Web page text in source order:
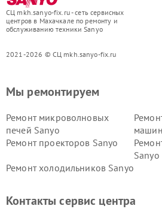
СЦ mkh.sanyo-fix.ru - сеть сервисных
центров в Махачкале по ремонту и
обслуживанию техники Sanyo
2021-2026 © СЦ mkh.sanyo-fix.ru
Мы ремонтируем
Ремонт микроволновых
печей Sanyo
Ремонт проекторов Sanyo
Sanyo
Ремонт холодильников Sanyo
Контакты сервис центра